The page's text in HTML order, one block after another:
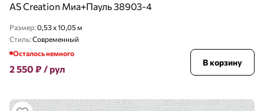
AS Creation Миа+Пауль 38903-4
Размер: 0,53 x 10,05 м
Стиль: Современный
Осталось немного
2 550 ₽ / рул
В корзину